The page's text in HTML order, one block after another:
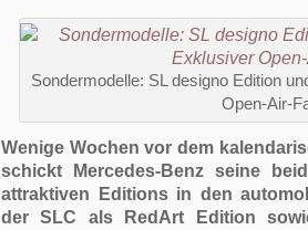
Sondermodelle: SL designo Edition
Open-Air-
Wenige Wochen vor dem
schickt Mercedes-Benz seine
attraktiven Editions in den
der SLC als RedArt Edition